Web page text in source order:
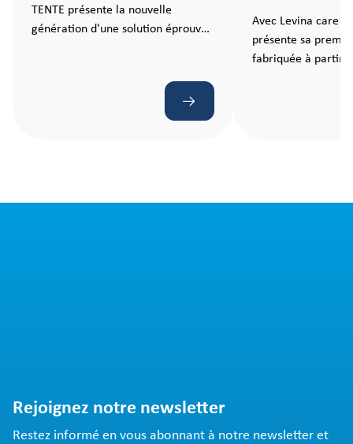
TENTE présente la nouvelle
génération d'une solution éprouvée
mouvement ergonomique et sans
Avec Levina care
présente sa
fabriquée à partir
Rejoignez notre newsletter
Restez informé en vous abonnant à notre newsletter et